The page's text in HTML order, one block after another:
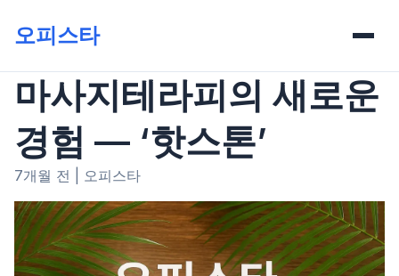
오피스타
마사지테라피의 새로운
경험 — ‘핫스톤’
7개월 전 오피스타